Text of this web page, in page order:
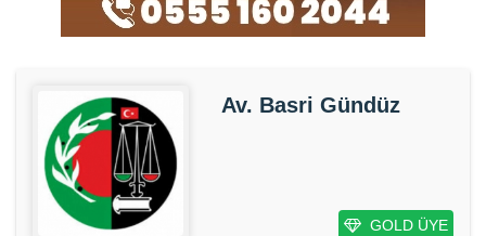
Av. Basri Gündüz
GOLD ÜYE